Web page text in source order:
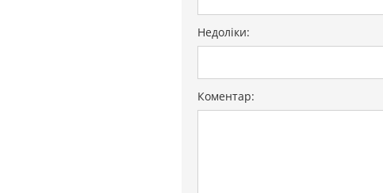
Недоліки:
Коментар: